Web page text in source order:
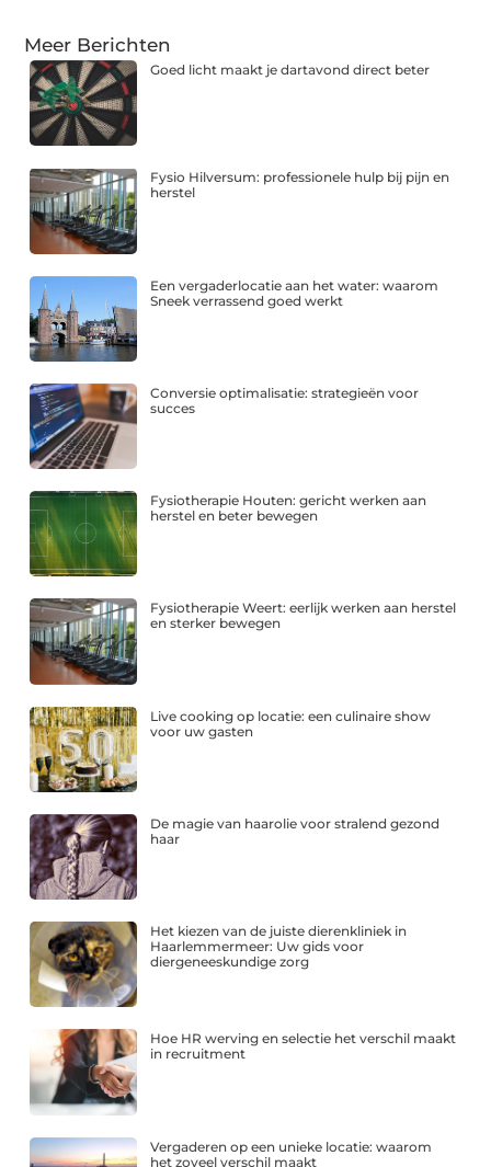
Meer Berichten
Goed licht maakt je dartavond direct beter
Fysio Hilversum: professionele hulp bij pijn en
herstel
Een vergaderlocatie aan het water: waarom
Sneek verrassend goed werkt
Conversie optimalisatie: strategieën voor
succes
Fysiotherapie Houten: gericht werken aan
herstel en beter bewegen
Fysiotherapie Weert: eerlijk werken aan herstel
en sterker bewegen
Live cooking op locatie: een culinaire show
voor uw gasten
De magie van haarolie voor stralend gezond
haar
Het kiezen van de juiste dierenkliniek in
Haarlemmermeer: Uw gids voor
diergeneeskundige zorg
Hoe HR werving en selectie het verschil maakt
in recruitment
Vergaderen op een unieke locatie: waarom
het zoveel verschil maakt